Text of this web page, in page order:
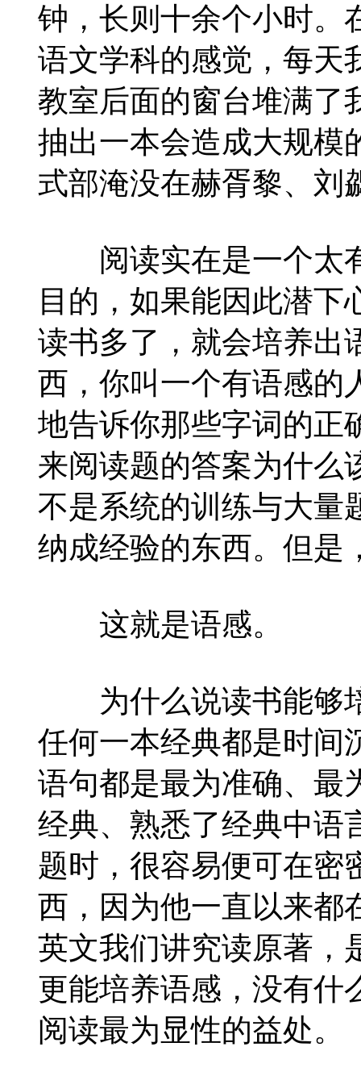
钟，长则十余个小时。
语文学科的感觉，每天
教室后面的窗台堆满了
抽出一本会造成大规模
式部淹没在赫胥黎、刘
阅读实在是一个太
目的，如果能因此潜
读书多了，就会培养出
西，你叫一个有语感的
地告诉你那些字词的正
来阅读题的答案为什么
不是系统的训练与大量
纳成经验的东西。但是
这就是语感。
为什么说读书能够
任何一本经典都是时间
语句都是最为准确、最
经典、熟悉了经典中语
题时，很容易便可在密
西，因为他一直以来都
英文我们讲究读原著，
更能培养语感，没有什
阅读最为显性的益处。